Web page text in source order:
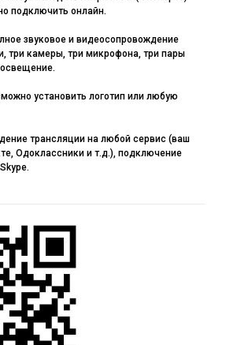
подключить онлайн.
звуковое и видеосопровождение
три камеры, три микрофона, три пары
установить логотип или любую
трансляции на любой сервис (ваш
Одоклассники и т.д.), подключение